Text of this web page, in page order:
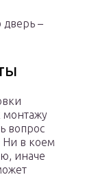
дверь –
монтажу
вопрос
Ни в коем
иначе